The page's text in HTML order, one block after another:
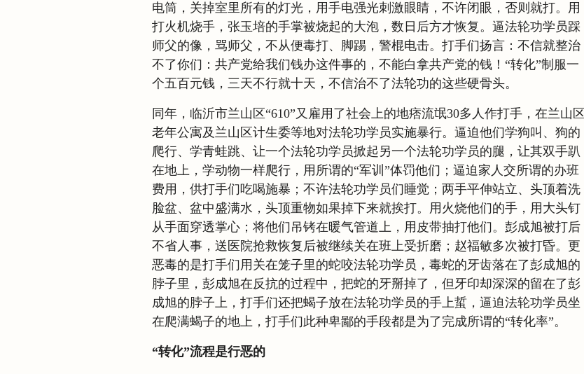
电筒，关掉室里所有的灯光，用手电强光刺激眼睛，不许闭眼，否则就打。用
打火机烧手，张玉培的手掌被烧起的大泡，数日后方才恢复。逼法轮功学员踩
师父的像，骂师父，不从便毒打、脚踢，警棍电击。打手们扬言：不信就整治
不了你们：共产党给我们钱办这件事的，不能白拿共产党的钱！“转化”制服一
个五百元钱，三天不行就十天，不信治不了法轮功的这些硬骨头。
同年，临沂市兰山区“610”又雇用了社会上的地痞流氓30多人作打手，在兰山区
老年公寓及兰山区计生委等地对法轮功学员实施暴行。逼迫他们学狗叫、狗的
爬行、学青蛙跳、让一个法轮功学员掀起另一个法轮功学员的腿，让其双手趴
在地上，学动物一样爬行，用所谓的“军训”体罚他们；逼迫家人交所谓的办班
费用，供打手们吃喝施暴；不许法轮功学员们睡觉；两手平伸站立、头顶着洗
脸盆、盆中盛满水，头顶重物如果掉下来就挨打。用火烧他们的手，用大头钉
从手面穿透掌心；将他们吊铐在暖气管道上，用皮带抽打他们。彭成旭被打后
不省人事，送医院抢救恢复后被继续关在班上受折磨；赵福敏多次被打昏。更
恶毒的是打手们用关在笼子里的蛇咬法轮功学员，毒蛇的牙齿落在了彭成旭的
脖子里，彭成旭在反抗的过程中，把蛇的牙掰掉了，但牙印却深深的留在了彭
成旭的脖子上，打手们还把蝎子放在法轮功学员的手上蜇，逼迫法轮功学员坐
在爬满蝎子的地上，打手们此种卑鄙的手段都是为了完成所谓的“转化率”。
“转化”流程是行恶的